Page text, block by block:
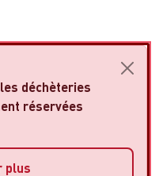
déchèteries
réservées
plus